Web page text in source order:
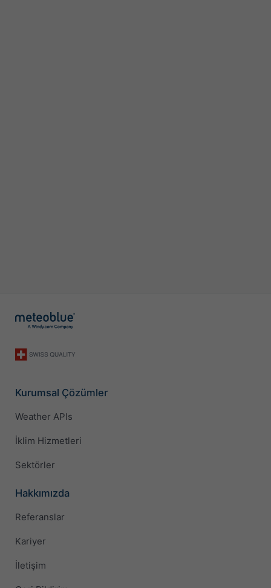
Kurumsal Çözümler
Weather APIs
İklim Hizmetleri
Sektörler
Hakkımızda
Referanslar
Kariyer
İletişim